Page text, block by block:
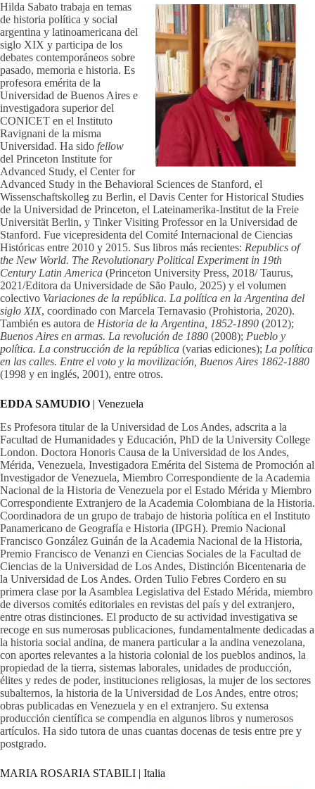
Hilda Sabato trabaja en temas
de historia política y social
argentina y latinoamericana del
siglo XIX y participa de los
debates contemporáneos sobre
pasado, memoria e historia. Es
profesora emérita de la
Universidad de Buenos Aires e
investigadora superior del
CONICET en el Instituto
Ravignani de la misma
Universidad. Ha sido fellow
del Princeton Institute for
Advanced Study, el Center for
Advanced Study in the Behavioral Sciences de Stanford, el
Wissenschaftskolleg zu Berlin, el Davis Center for Historical Studies
de la Universidad de Princeton, el Lateinamerika-Institut de la Freie
Universität Berlin, y Tinker Visiting Professor en la Universidad de
Stanford. Fue vicepresidenta del Comité Internacional de Ciencias
Históricas entre 2010 y 2015. Sus libros más recientes: Republics of
the New World. The Revolutionary Political Experiment in 19th
Century Latin America (Princeton University Press, 2018/ Taurus,
2021/Editora da Universidade de São Paulo, 2025) y el volumen
colectivo Variaciones de la república. La política en la Argentina del
siglo XIX, coordinado con Marcela Ternavasio (Prohistoria, 2020).
También es autora de Historia de la Argentina, 1852-1890 (2012);
Buenos Aires en armas. La revolución de 1880 (2008); Pueblo y
política. La construcción de la república (varias ediciones); La política
en las calles. Entre el voto y la movilización, Buenos Aires 1862-1880
(1998 y en inglés, 2001), entre otros.
EDDA SAMUDIO | Venezuela
Es Profesora titular de la Universidad de Los Andes, adscrita a la
Facultad de Humanidades y Educación, PhD de la University College
London. Doctora Honoris Causa de la Universidad de los Andes,
Mérida, Venezuela, Investigadora Emérita del Sistema de Promoción al
Investigador de Venezuela, Miembro Correspondiente de la Academia
Nacional de la Historia de Venezuela por el Estado Mérida y Miembro
Correspondiente Extranjero de la Academia Colombiana de la Historia.
Coordinadora de un grupo de trabajo de historia política en el Instituto
Panamericano de Geografía e Historia (IPGH). Premio Nacional
Francisco González Guinán de la Academia Nacional de la Historia,
Premio Francisco de Venanzi en Ciencias Sociales de la Facultad de
Ciencias de la Universidad de Los Andes, Distinción Bicentenaria de
la Universidad de Los Andes. Orden Tulio Febres Cordero en su
primera clase por la Asamblea Legislativa del Estado Mérida, miembro
de diversos comités editoriales en revistas del país y del extranjero,
entre otras distinciones. El producto de su actividad investigativa se
recoge en sus numerosas publicaciones, fundamentalmente dedicadas a
la historia social andina, de manera particular a la andina venezolana,
con aportes relevantes a la historia colonial de los pueblos andinos, la
propiedad de la tierra, sistemas laborales, unidades de producción,
élites y redes de poder, instituciones religiosas, la mujer de los sectores
subalternos, la historia de la Universidad de Los Andes, entre otros;
obras publicadas en Venezuela y en el extranjero. Su extensa
producción científica se compendia en algunos libros y numerosos
artículos. Ha sido tutora de unas cuantas docenas de tesis entre pre y
postgrado.
MARIA ROSARIA STABILI | Italia